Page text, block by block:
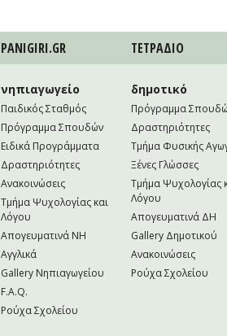
PANIGIRI.GR ΤΕΤΡAΔΙΟ
νηπιαγωγείο
Παιδικός Σταθμός
Πρόγραμμα Σπουδών
Ειδικά Προγράμματα
Δραστηριότητες
Ανακοινώσεις
Τμήμα Ψυχολογίας και
Λόγου
Απογευματινά NH
Αγγλικά
Gallery Νηπιαγωγείου
F.A.Q.
Ρούχα Σχολείου
δημοτικό
Πρόγραμμα
Δραστηριότητες
Τμήμα Φυσικής
Ξένες Γλώσσες
Τμήμα Ψυχολογίας
Λόγου
Απογευματινά ΔΗ
Gallery Δημοτικού
Ανακοινώσεις
Ρούχα Σχολείου